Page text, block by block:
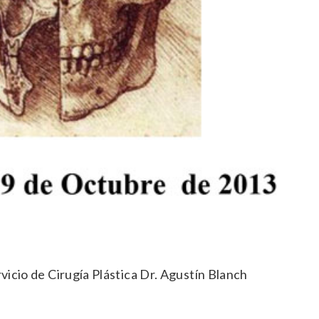
de Cirugía Plástica Dr. Agustín Blanch